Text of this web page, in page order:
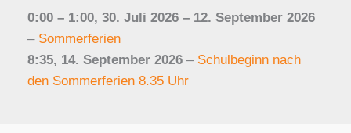
0:00 – 1:00, 30. Juli 2026 – 12. September 2026
– Sommerferien
8:35, 14. September 2026 – Schulbeginn nach
den Sommerferien 8.35 Uhr